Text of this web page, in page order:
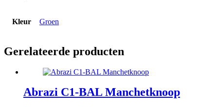
Kleur Groen
Gerelateerde producten
Abrazi C1-BAL Manchetknoop